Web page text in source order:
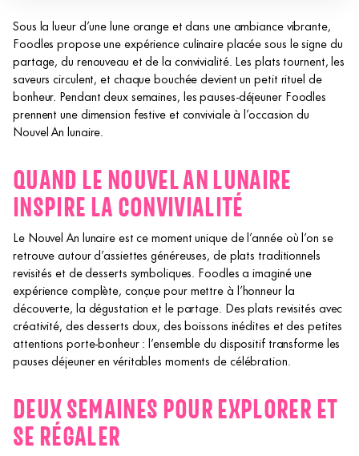
Sous la lueur d’une lune orange et dans une ambiance vibrante,
Foodles propose une expérience culinaire placée sous le signe du
partage, du renouveau et de la convivialité. Les plats tournent, les
saveurs circulent, et chaque bouchée devient un petit rituel de
bonheur. Pendant deux semaines, les pauses-déjeuner Foodles
prennent une dimension festive et conviviale à l’occasion du
Nouvel An lunaire.
QUAND LE NOUVEL AN LUNAIRE
INSPIRE LA CONVIVIALITÉ
Le Nouvel An lunaire est ce moment unique de l’année où l’on se
retrouve autour d’assiettes généreuses, de plats traditionnels
revisités et de desserts symboliques. Foodles a imaginé une
expérience complète, conçue pour mettre à l’honneur la
découverte, la dégustation et le partage. Des plats revisités avec
créativité, des desserts doux, des boissons inédites et des petites
attentions porte-bonheur : l’ensemble du dispositif transforme les
pauses déjeuner en véritables moments de célébration.
DEUX SEMAINES POUR EXPLORER ET
SE RÉGALER